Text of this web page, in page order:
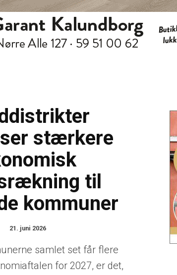
stærkere
til
kommuner
21. juni 2026
samlet set får flere
for 2027, er det,